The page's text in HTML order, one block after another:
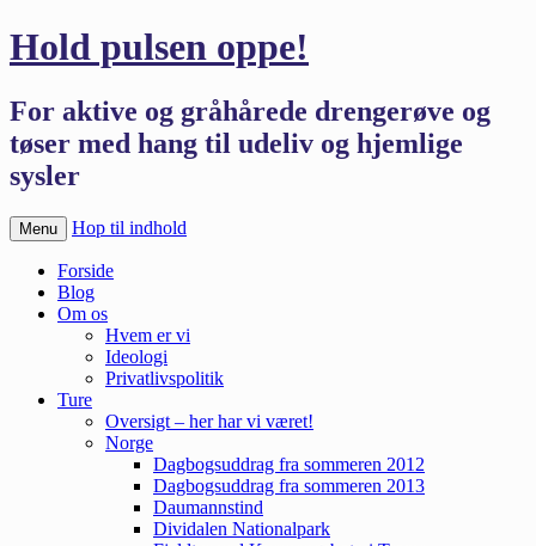
Hold pulsen oppe!
For aktive og gråhårede drengerøve og
tøser med hang til udeliv og hjemlige
sysler
Menu Hop til indhold
Forside
Blog
Om os
Hvem er vi
Ideologi
Privatlivspolitik
Ture
Oversigt – her har vi været!
Norge
Dagbogsuddrag fra sommeren 2012
Dagbogsuddrag fra sommeren 2013
Daumannstind
Dividalen Nationalpark